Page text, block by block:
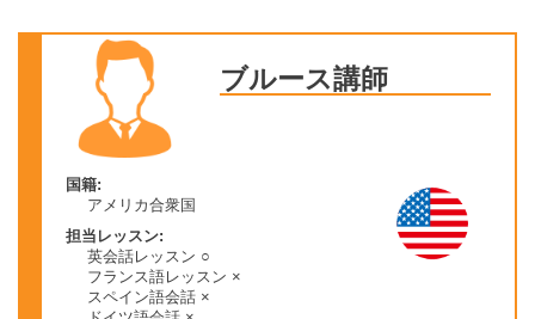
ブルース講師
国籍:
アメリカ合衆国
担当レッスン:
英会話レッスン ○
フランス語レッスン ×
スペイン語会話 ×